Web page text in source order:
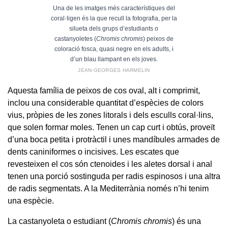
Una de les imatges més característiques del
coral·ligen és la que recull la fotografia, per la
silueta dels grups d’estudiants o
castanyoletes (Chromis chromis) peixos de
coloració fosca, quasi negre en els adults, i
d’un blau llampant en els joves.
JEAN-GEORGES HARMELIN
Aquesta família de peixos de cos oval, alt i comprimit,
inclou una considerable quantitat d’espècies de colors
vius, pròpies de les zones litorals i dels esculls coral·lins,
que solen formar moles. Tenen un cap curt i obtús, proveït
d’una boca petita i protràctil i unes mandíbules armades de
dents caniniformes o incisives. Les escates que
revesteixen el cos són ctenoides i les aletes dorsal i anal
tenen una porció sostinguda per radis espinosos i una altra
de radis segmentats. A la Mediterrània només n’hi tenim
una espècie.
La castanyoleta o estudiant (Chromis chromis) és una